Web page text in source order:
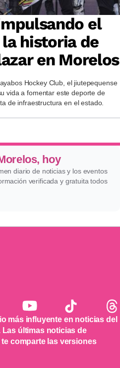
el
historia de
en Morelos
Hockey Club, el jiutepequense
vida a fomentar este deporte de
de infraestructura en el estado.
hoy
diario de noticias y los eventos
verificada y gratuita todos
más influyente en noticias del
últimas noticias de
te comparte las versiones